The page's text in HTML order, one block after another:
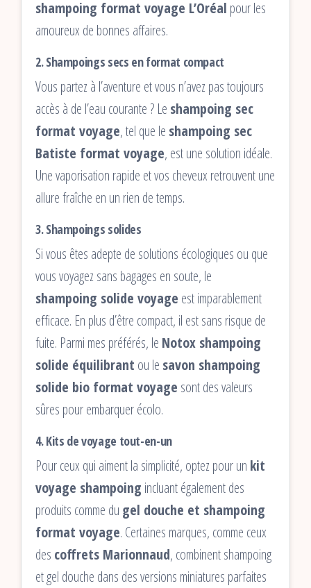
shampoing format voyage L’Oréal pour les
amoureux de bonnes affaires.
2.Shampoings secs en format compact
Vous partez à l’aventure et vous n’avez pas toujours
accès à de l’eau courante ? Le shampoing sec
format voyage, tel que le shampoing sec
Batiste format voyage, est une solution idéale.
Une vaporisation rapide et vos cheveux retrouvent une
allure fraîche en un rien de temps.
3.Shampoings solides
Si vous êtes adepte de solutions écologiques ou que
vous voyagez sans bagages en soute, le
shampoing solide voyage est imparablement
efficace. En plus d’être compact, il est sans risque de
fuite. Parmi mes préférés, le Notox shampoing
solide équilibrant ou le savon shampoing
solide bio format voyage sont des valeurs
sûres pour embarquer écolo.
4.Kits de voyage tout-en-un
Pour ceux qui aiment la simplicité, optez pour un kit
voyage shampoing incluant également des
produits comme du gel douche et shampoing
format voyage. Certaines marques, comme ceux
des coffrets Marionnaud, combinent shampoing
et gel douche dans des versions miniatures parfaites